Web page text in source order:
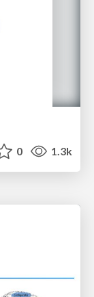
0 1.3k